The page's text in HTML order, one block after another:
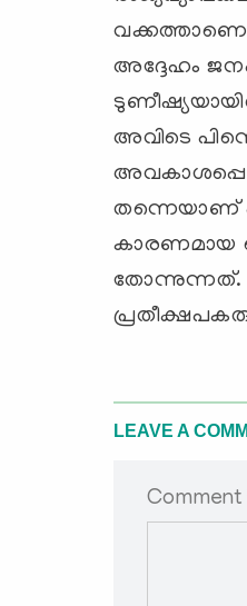
അദ്ദേഹം
അവിടെ
തന്നെയാണ്
കാരണമായ
തോന്നുന്നത്.
LEAVE A